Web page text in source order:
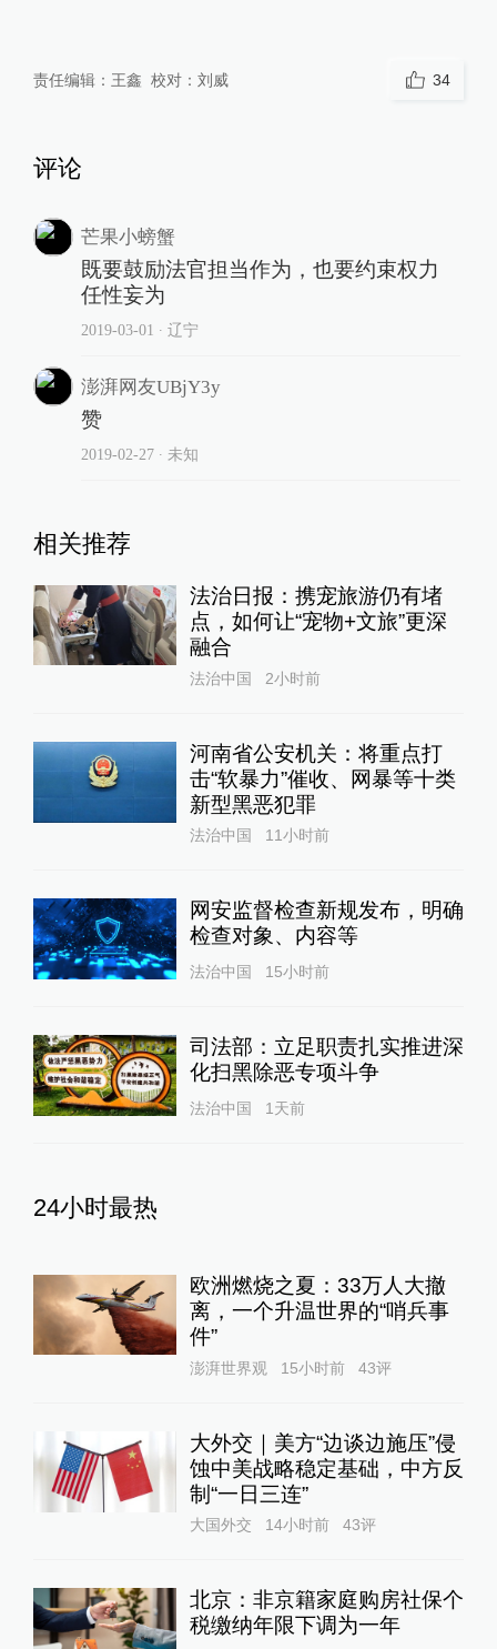
责任编辑： 王鑫 校对： 刘威 34
评论
芒果小螃蟹
既要鼓励法官担当作为，也要约束权力
任性妄为
2019-03-01 ∙ 辽宁
澎湃网友UBjY3y
赞
2019-02-27∙ 未知
相关推荐
法治日报：携宠旅游仍有堵
点，如何让“宠物+文旅”更深
融合
法治中国 2小时前
河南省公安机关：将重点打
击“软暴力”催收、网暴等十类
新型黑恶犯罪
法治中国 11小时前
网安监督检查新规发布，明确
检查对象、内容等
法治中国 15小时前
司法部：立足职责扎实推进深
化扫黑除恶专项斗争
法治中国 1天前
24小时最热
欧洲燃烧之夏：33万人大撤
离，一个升温世界的“哨兵事
件”
澎湃世界观 15小时前 43评
大外交｜美方“边谈边施压”侵
蚀中美战略稳定基础，中方反
制“一日三连”
大国外交 14小时前 43评
北京：非京籍家庭购房社保个
税缴纳年限下调为一年